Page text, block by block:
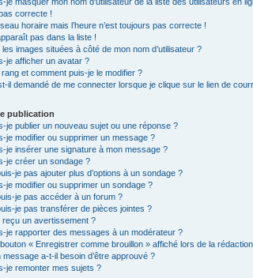
pas correcte !
horaire mais l’heure n’est toujours pas correcte !
pas dans la liste !
images situées à côté de mon nom d’utilisateur ?
je afficher un avatar ?
et comment puis-je le modifier ?
il demandé de me connecter lorsque je clique sur le lien de
publication
je publier un nouveau sujet ou une réponse ?
je modifier ou supprimer un message ?
je insérer une signature à mon message ?
je créer un sondage ?
je pas ajouter plus d’options à un sondage ?
je modifier ou supprimer un sondage ?
je pas accéder à un forum ?
je pas transférer de pièces jointes ?
reçu un avertissement ?
je rapporter des messages à un modérateur ?
« Enregistrer comme brouillon » affiché lors de la rédaction
message a-t-il besoin d’être approuvé ?
je remonter mes sujets ?